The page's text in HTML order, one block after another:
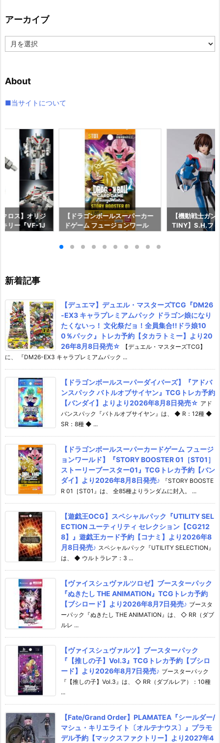
ー
アーカイブ
ー
ブ
About
■当サイトについて
ロス】オリジ
リー『VF-1J
【ドラゴンボールスーパーカー
ドゲーム フュージョンワール
［ST01］ストーリーブースタ
【機動戦士ガン
TINY】S.H.フ
新着記事
【デュエマ】デュエル・マスターズTCG『DM26
-EX3 キャラプレミアムパック ドラゴン娘になり
たくないっ！ 文化祭だョ！全員集合!!ドラ娘10
0％パック』トレカ予約【タカラトミー】より20
26年8月8日発売☆
【デュエル・マスターズTCG】
に、 『DM26-EX3 キャラプレミアムパック ...
【ドラゴンボールスーパーダイバーズ】『アドバ
ンスパック バトルオブサイヤン』TCGトレカ予約
【バンダイ】よりより2026年8月8日発売☆ アド
バンスパック『バトルオブサイヤン』は、 ◆ R：12種 ◆
SR：8種 ◆ ...
【ドラゴンボールスーパーカードゲーム フュージ
ョンワールド】『STORY BOOSTER 01［ST01］
ストーリーブースター01』TCGトレカ予約【バン
ダイ】より2026年8月8日発売♪
『STORY BOOSTE
R 01［ST01』は、 全85種よりランダムに封入。 ...
【遊戯王OCG】スペシャルパック『UTILITY SEL
ECTION ユーティリティ セレクション【CG212
8】』遊戯王カード予約【コナミ】より2026年8
月8日発売♪ スペシャルパック『UTILITY SELECTION』
は、 ◆ ウルトラレア：3 ...
【ヴァイスシュヴァルツロゼ】ブースターパック
『ぬきたし THE ANIMATION』TCGトレカ予約
【ブシロード】より2026年8月7日発売♪ ブースタ
ーパック『ぬきたし THE ANIMATION』は、 ◇ RR（ダブ
ルレ ...
【ヴァイスシュヴァルツ】ブースターパック
『【推しの子】Vol.3』TCGトレカ予約【ブシロ
ード】より2026年8月7日発売♪ ブースターパック
『【推しの子】Vol.3』は、 ◇ RR（ダブルレア）：10種
...
【Fate/Grand Order】PLAMATEA『シールダー/
マシュ・キリエライト〔オルテナウス〕』プラモ
デル予約【マックスファクトリー】より2027年4